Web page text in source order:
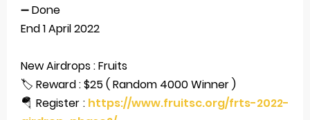
➖ Done
End 1 April 2022
New Airdrops : Fruits
🏷 Reward : $25 ( Random 4000 Winner )
🪂 Register : https://www.fruitsc.org/frts-2022-